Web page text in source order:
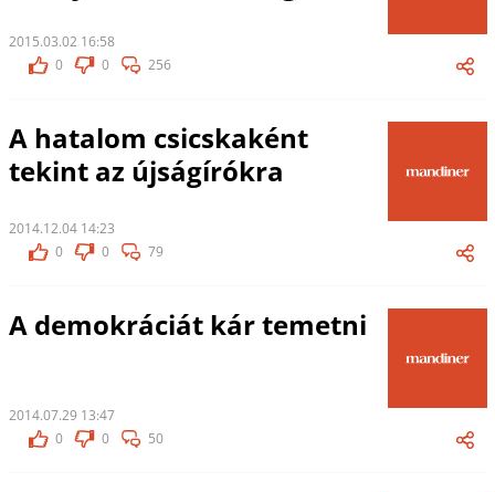
2015.03.02 16:58
0
0 256
A hatalom csicskaként
tekint az újságírókra
2014.12.04 14:23
0
0 79
A demokráciát kár temetni
2014.07.29 13:47
0
0 50